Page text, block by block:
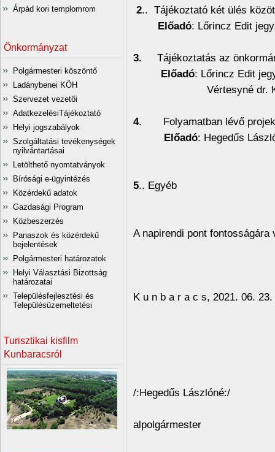
Árpád kori templomrom
Önkormányzat
Polgármesteri köszöntő
Ladánybenei KÖH
Szervezet vezetői
AdatkezelésiTájékoztató
Helyi jogszabályok
Szolgáltatási tevékenységek
nyilvántartásai
Letölthető nyomtatványok
Bírósági e-ügyintézés
Közérdekű adatok
Gazdasági Program
Közbeszerzés
Panaszok és közérdekű
bejelentések
Polgármesteri határozatok
Helyi Választási Bizottság
határozatai
Településfejlesztési és
Településüzemeltetési
Turisztikai kisfilm
Kunbaracsról
2.. Tájékoztató két ülés
Előadó: Lőrincz Edit
3. Tájékoztatás az
Előadó: Lőrincz Edit
Vértesyné dr. Klier
4. Folyamatban lévő
Előadó: Hegedűs
5.. Egyéb
A napirendi pont
K u n b a r a c s, 2021. 06. 23.
/:Hegedűs Lászlóné:/
alpolgármester